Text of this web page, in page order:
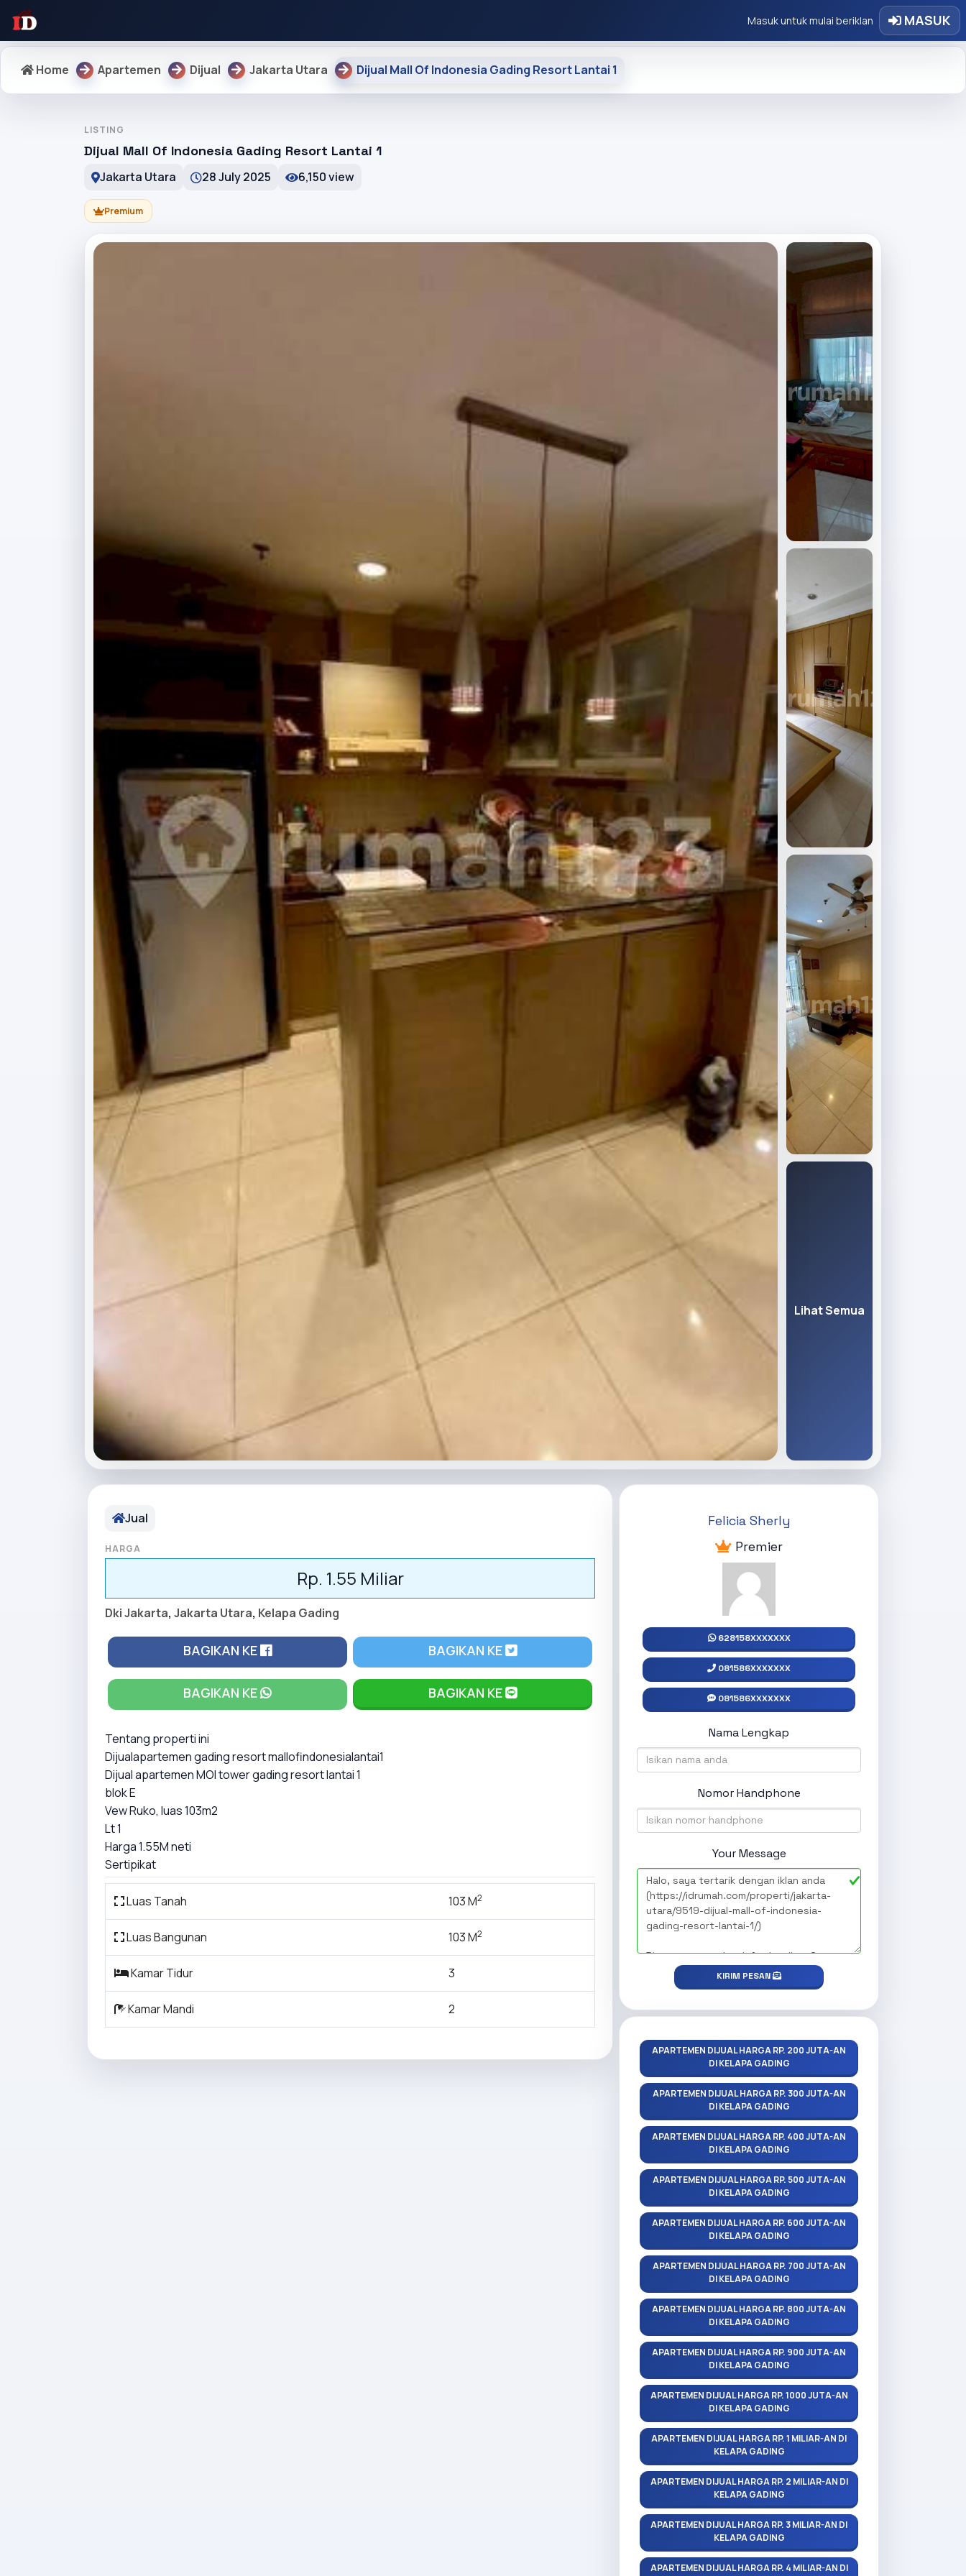
Masuk untuk mulai beriklan MASUK
Home Apartemen Dijual Jakarta Utara Dijual Mall Of Indonesia Gading Resort Lantai 1
LISTING
Dijual Mall Of Indonesia Gading Resort Lantai 1
Jakarta Utara 28 July 2025 6,150 view
Premium
Lihat Semua
Jual
HARGA
Rp. 1.55 Miliar
Dki Jakarta, Jakarta Utara, Kelapa Gading
BAGIKAN KE BAGIKAN KE
BAGIKAN KE BAGIKAN KE
Tentang properti ini
Dijualapartemen gading resort mallofindonesialantai1
Dijual apartemen MOI tower gading resort lantai 1
blok E
Vew Ruko, luas 103m2
Lt 1
Harga 1.55M neti
Sertipikat
Luas Tanah 103 M2
Luas Bangunan 103 M2
Kamar Tidur 3
Kamar Mandi 2
Felicia Sherly
Premier
628158XXXXXXX
081586XXXXXXX
081586XXXXXXX
Nama Lengkap
Nomor Handphone
Your Message
KIRIM PESAN
APARTEMEN DIJUAL HARGA RP. 200 JUTA-AN
DI KELAPA GADING
APARTEMEN DIJUAL HARGA RP. 300 JUTA-AN
DI KELAPA GADING
APARTEMEN DIJUAL HARGA RP. 400 JUTA-AN
DI KELAPA GADING
APARTEMEN DIJUAL HARGA RP. 500 JUTA-AN
DI KELAPA GADING
APARTEMEN DIJUAL HARGA RP. 600 JUTA-AN
DI KELAPA GADING
APARTEMEN DIJUAL HARGA RP. 700 JUTA-AN
DI KELAPA GADING
APARTEMEN DIJUAL HARGA RP. 800 JUTA-AN
DI KELAPA GADING
APARTEMEN DIJUAL HARGA RP. 900 JUTA-AN
DI KELAPA GADING
APARTEMEN DIJUAL HARGA RP. 1000 JUTA-AN
DI KELAPA GADING
APARTEMEN DIJUAL HARGA RP. 1 MILIAR-AN DI
KELAPA GADING
APARTEMEN DIJUAL HARGA RP. 2 MILIAR-AN DI
KELAPA GADING
APARTEMEN DIJUAL HARGA RP. 3 MILIAR-AN DI
KELAPA GADING
APARTEMEN DIJUAL HARGA RP. 4 MILIAR-AN DI